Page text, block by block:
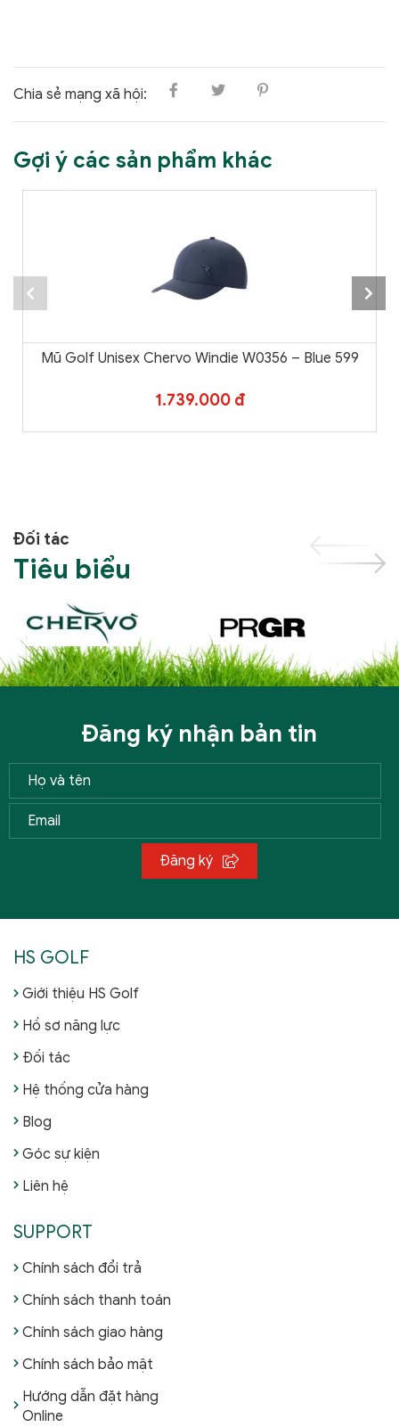
Chia sẻ mạng xã hội:
Gợi ý các sản phẩm khác
Mũ Golf Unisex Chervo Windie W0356 – Blue 599
1.739.000 đ
Đối tác
Tiêu biểu
Đăng ký nhận bản tin
Đăng ký
HS GOLF
Giới thiệu HS Golf
Hồ sơ năng lực
Đối tác
Hệ thống cửa hàng
Blog
Góc sự kiện
Liên hệ
SUPPORT
Chính sách đổi trả
Chính sách thanh toán
Chính sách giao hàng
Chính sách bảo mật
Hướng dẫn đặt hàng
Online